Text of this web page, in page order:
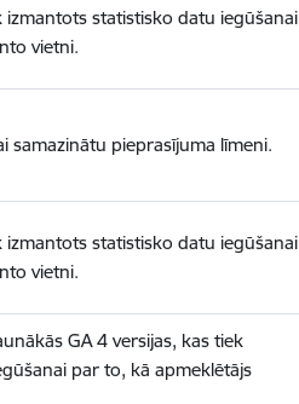
izmantots statistisko datu iegūšanai
vietni.
samazinātu pieprasījuma līmeni.
izmantots statistisko datu iegūšanai
vietni.
GA 4 versijas, kas tiek
par to, kā apmeklētājs